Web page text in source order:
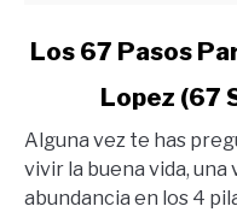
link
67
Pasos
Para
Los 67 Pasos
Lopez (67
Alguna vez te has
vivir la buena vida, una
abundancia en los 4